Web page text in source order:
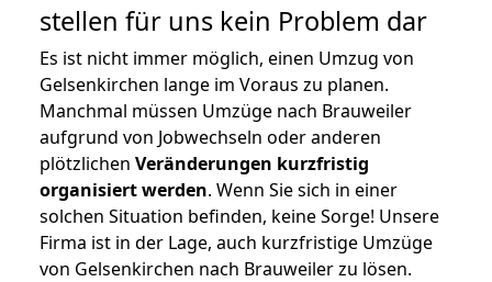
stellen für uns kein Problem dar
Es ist nicht immer möglich, einen Umzug von
Gelsenkirchen lange im Voraus zu planen.
Manchmal müssen Umzüge nach Brauweiler
aufgrund von Jobwechseln oder anderen
plötzlichen Veränderungen kurzfristig
organisiert werden. Wenn Sie sich in einer
solchen Situation befinden, keine Sorge! Unsere
Firma ist in der Lage, auch kurzfristige Umzüge
von Gelsenkirchen nach Brauweiler zu lösen.